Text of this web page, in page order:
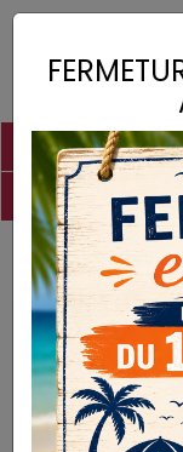
PIGMENTS
COLLES